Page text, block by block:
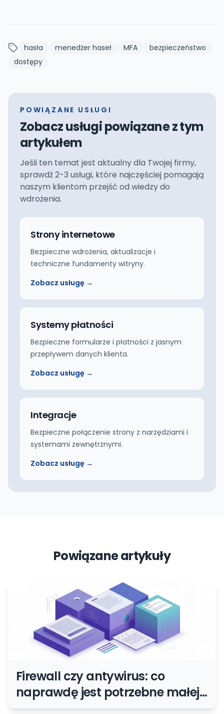
hasła menedżer haseł MFA
bezpieczeństwo
dostępy
POWIĄZANE USŁUGI
Zobacz usługi powiązane z tym
artykułem
Jeśli ten temat jest aktualny dla Twojej firmy,
sprawdź 2-3 usługi, które najczęściej pomagają
naszym klientom przejść od wiedzy do
wdrożenia.
Strony internetowe
Bezpieczne wdrożenia, aktualizacje i
techniczne fundamenty witryny.
Zobacz usługę →
Systemy płatności
Bezpieczne formularze i płatności z jasnym
przepływem danych klienta.
Zobacz usługę →
Integracje
Bezpieczne połączenie strony z narzędziami i
systemami zewnętrznymi.
Zobacz usługę →
Powiązane artykuły
Firewall czy antywirus: co
naprawdę jest potrzebne małej
firmie?